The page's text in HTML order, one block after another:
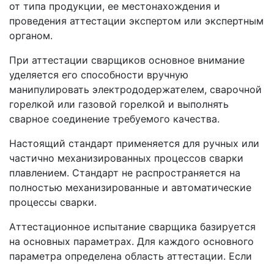
от типа продукции, ее местонахождения и
проведения аттестации экспертом или экспертным
органом.
При аттестации сварщиков основное внимание
уделяется его способности вручную
манипулировать электрододержателем, сварочной
горелкой или газовой горелкой и выполнять
сварное соединение требуемого качества.
Настоящий стандарт применяется для ручных или
частично механизированных процессов сварки
плавлением. Стандарт не распространяется на
полностью механизированные и автоматические
процессы сварки.
Аттестационное испытание сварщика базируется
на основных параметрах. Для каждого основного
параметра определена область аттестации. Если